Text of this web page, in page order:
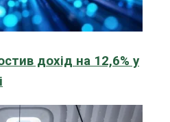
дохід на 12,6% у